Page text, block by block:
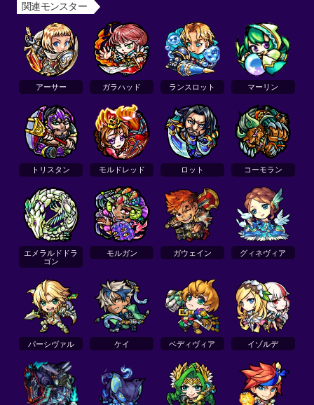
関連モンスター
アーサー ガラハッド ランスロット マーリン
トリスタン モルドレッド ロット コーモラン
エメラルドドラ
ゴン
モルガン ガウェイン グィネヴィア
パーシヴァル ケイ ベディヴィア イゾルデ